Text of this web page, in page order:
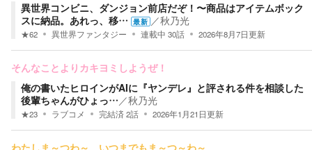
異世界コンビニ、ダンジョン前店だぞ！〜商品はアイテムボック
スに納品。あれっ、移… 最新 ／秋乃光
★62 異世界ファンタジー 連載中 30話 2026年8月7日更新
そんなことよりカキヨミしようぜ！
俺の書いたヒロインがAIに『ヤンデレ』と評される件を相談した
後輩ちゃんがひょっ…／秋乃光
★23 ラブコメ 完結済2話 2026年1月21日更新